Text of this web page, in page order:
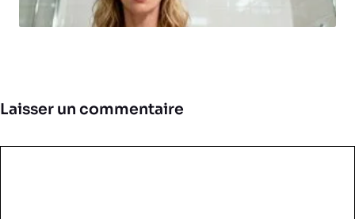
Laisser un commentaire